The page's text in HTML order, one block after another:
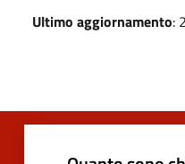
Ultimo aggiornamento: